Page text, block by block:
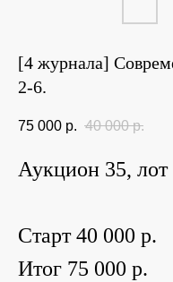
[4 журнала]
2-6.
75 000 р. 40 000 р.
Аукцион 35, лот
Старт 40 000 р.
Итог 75 000 р.